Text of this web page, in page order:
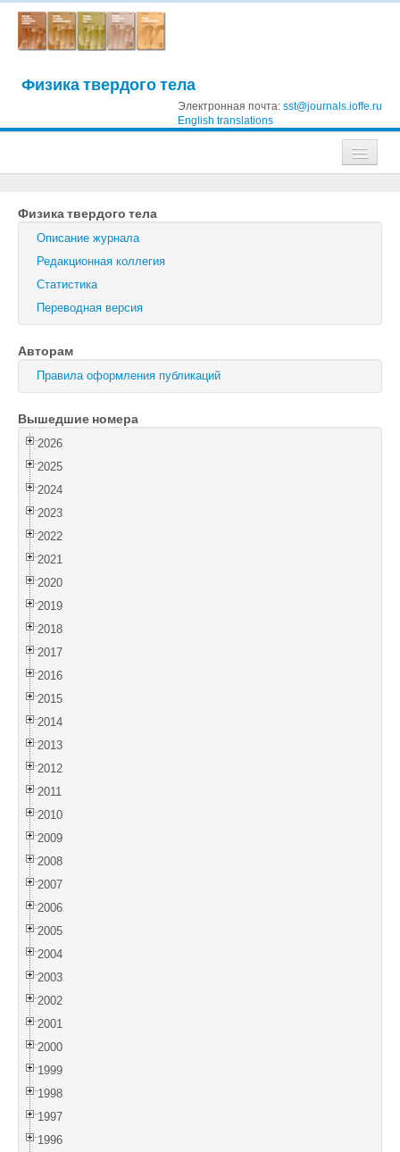
Физика твердого тела
Электронная почта: sst@journals.ioffe.ru
English translations
Журнал технической физики
Письма в Журнал технической физики
Физика твердого тела
Физика и техника полупроводников
Оптика и спектроскопия
Поиск
Войти
Физика твердого тела
Описание журнала
Редакционная коллегия
Статистика
Переводная версия
Авторам
Правила оформления публикаций
Вышедшие номера
2026
2025
2024
2023
2022
2021
2020
2019
2018
2017
2016
2015
2014
2013
2012
2011
2010
2009
2008
2007
2006
2005
2004
2003
2002
2001
2000
1999
1998
1997
1996